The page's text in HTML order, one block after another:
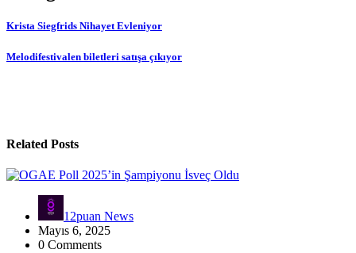
Krista Siegfrids Nihayet Evleniyor
Melodifestivalen biletleri satışa çıkıyor
Related Posts
12puan News
Mayıs 6, 2025
0 Comments